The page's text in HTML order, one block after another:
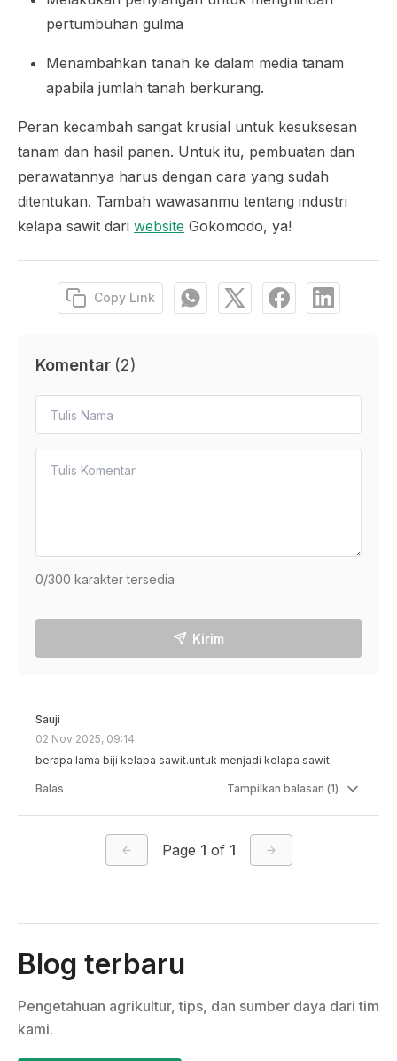
pertumbuhan gulma
Menambahkan tanah ke dalam media tanam
apabila jumlah tanah berkurang.
Peran kecambah sangat krusial untuk kesuksesan
tanam dan hasil panen. Untuk itu, pembuatan dan
perawatannya harus dengan cara yang sudah
ditentukan. Tambah wawasanmu tentang industri
kelapa sawit dari website Gokomodo, ya!
Copy Link
Komentar (2)
0/300 karakter tersedia
Kirim
Sauji
02 Nov 2025, 09:14
berapa lama biji kelapa sawit.untuk menjadi kelapa sawit
Balas Tampilkan balasan (1)
Page 1 of 1
Blog terbaru
Pengetahuan agrikultur, tips, dan sumber daya dari tim
kami.